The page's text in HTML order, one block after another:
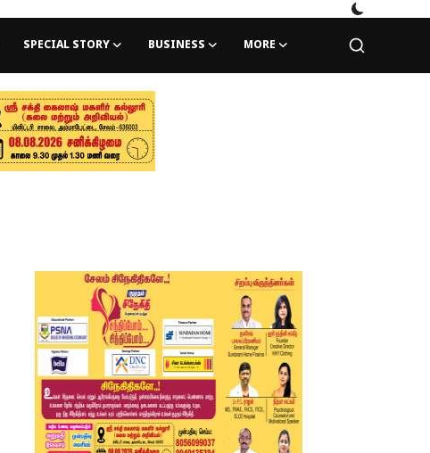
SPECIAL STORY BUSINESS MORE